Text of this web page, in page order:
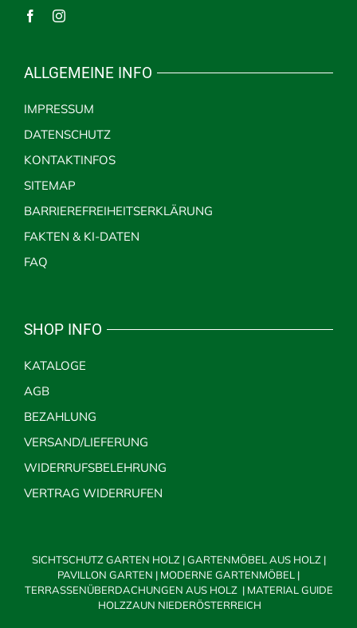
ALLGEMEINE INFO
IMPRESSUM
DATENSCHUTZ
KONTAKTINFOS
SITEMAP
BARRIEREFREIHEITSERKLÄRUNG
FAKTEN & KI-DATEN
FAQ
SHOP INFO
KATALOGE
AGB
BEZAHLUNG
VERSAND/LIEFERUNG
WIDERRUFSBELEHRUNG
VERTRAG WIDERRUFEN
SICHTSCHUTZ GARTEN HOLZ | GARTENMÖBEL AUS HOLZ |
PAVILLON GARTEN | MODERNE GARTENMÖBEL |
TERRASSENÜBERDACHUNGEN AUS HOLZ |MATERIAL GUIDE
HOLZZAUN NIEDERÖSTERREICH